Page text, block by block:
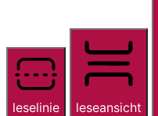
leselinie leseansicht